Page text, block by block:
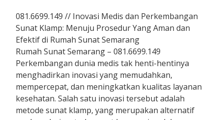
081.6699.149 // Inovasi Medis dan Perkembangan
Sunat Klamp: Menuju Prosedur Yang Aman dan
Efektif di Rumah Sunat Semarang
Rumah Sunat Semarang – 081.6699.149
Perkembangan dunia medis tak henti-hentinya
menghadirkan inovasi yang memudahkan,
mempercepat, dan meningkatkan kualitas layanan
kesehatan. Salah satu inovasi tersebut adalah
metode sunat klamp, yang merupakan alternatif